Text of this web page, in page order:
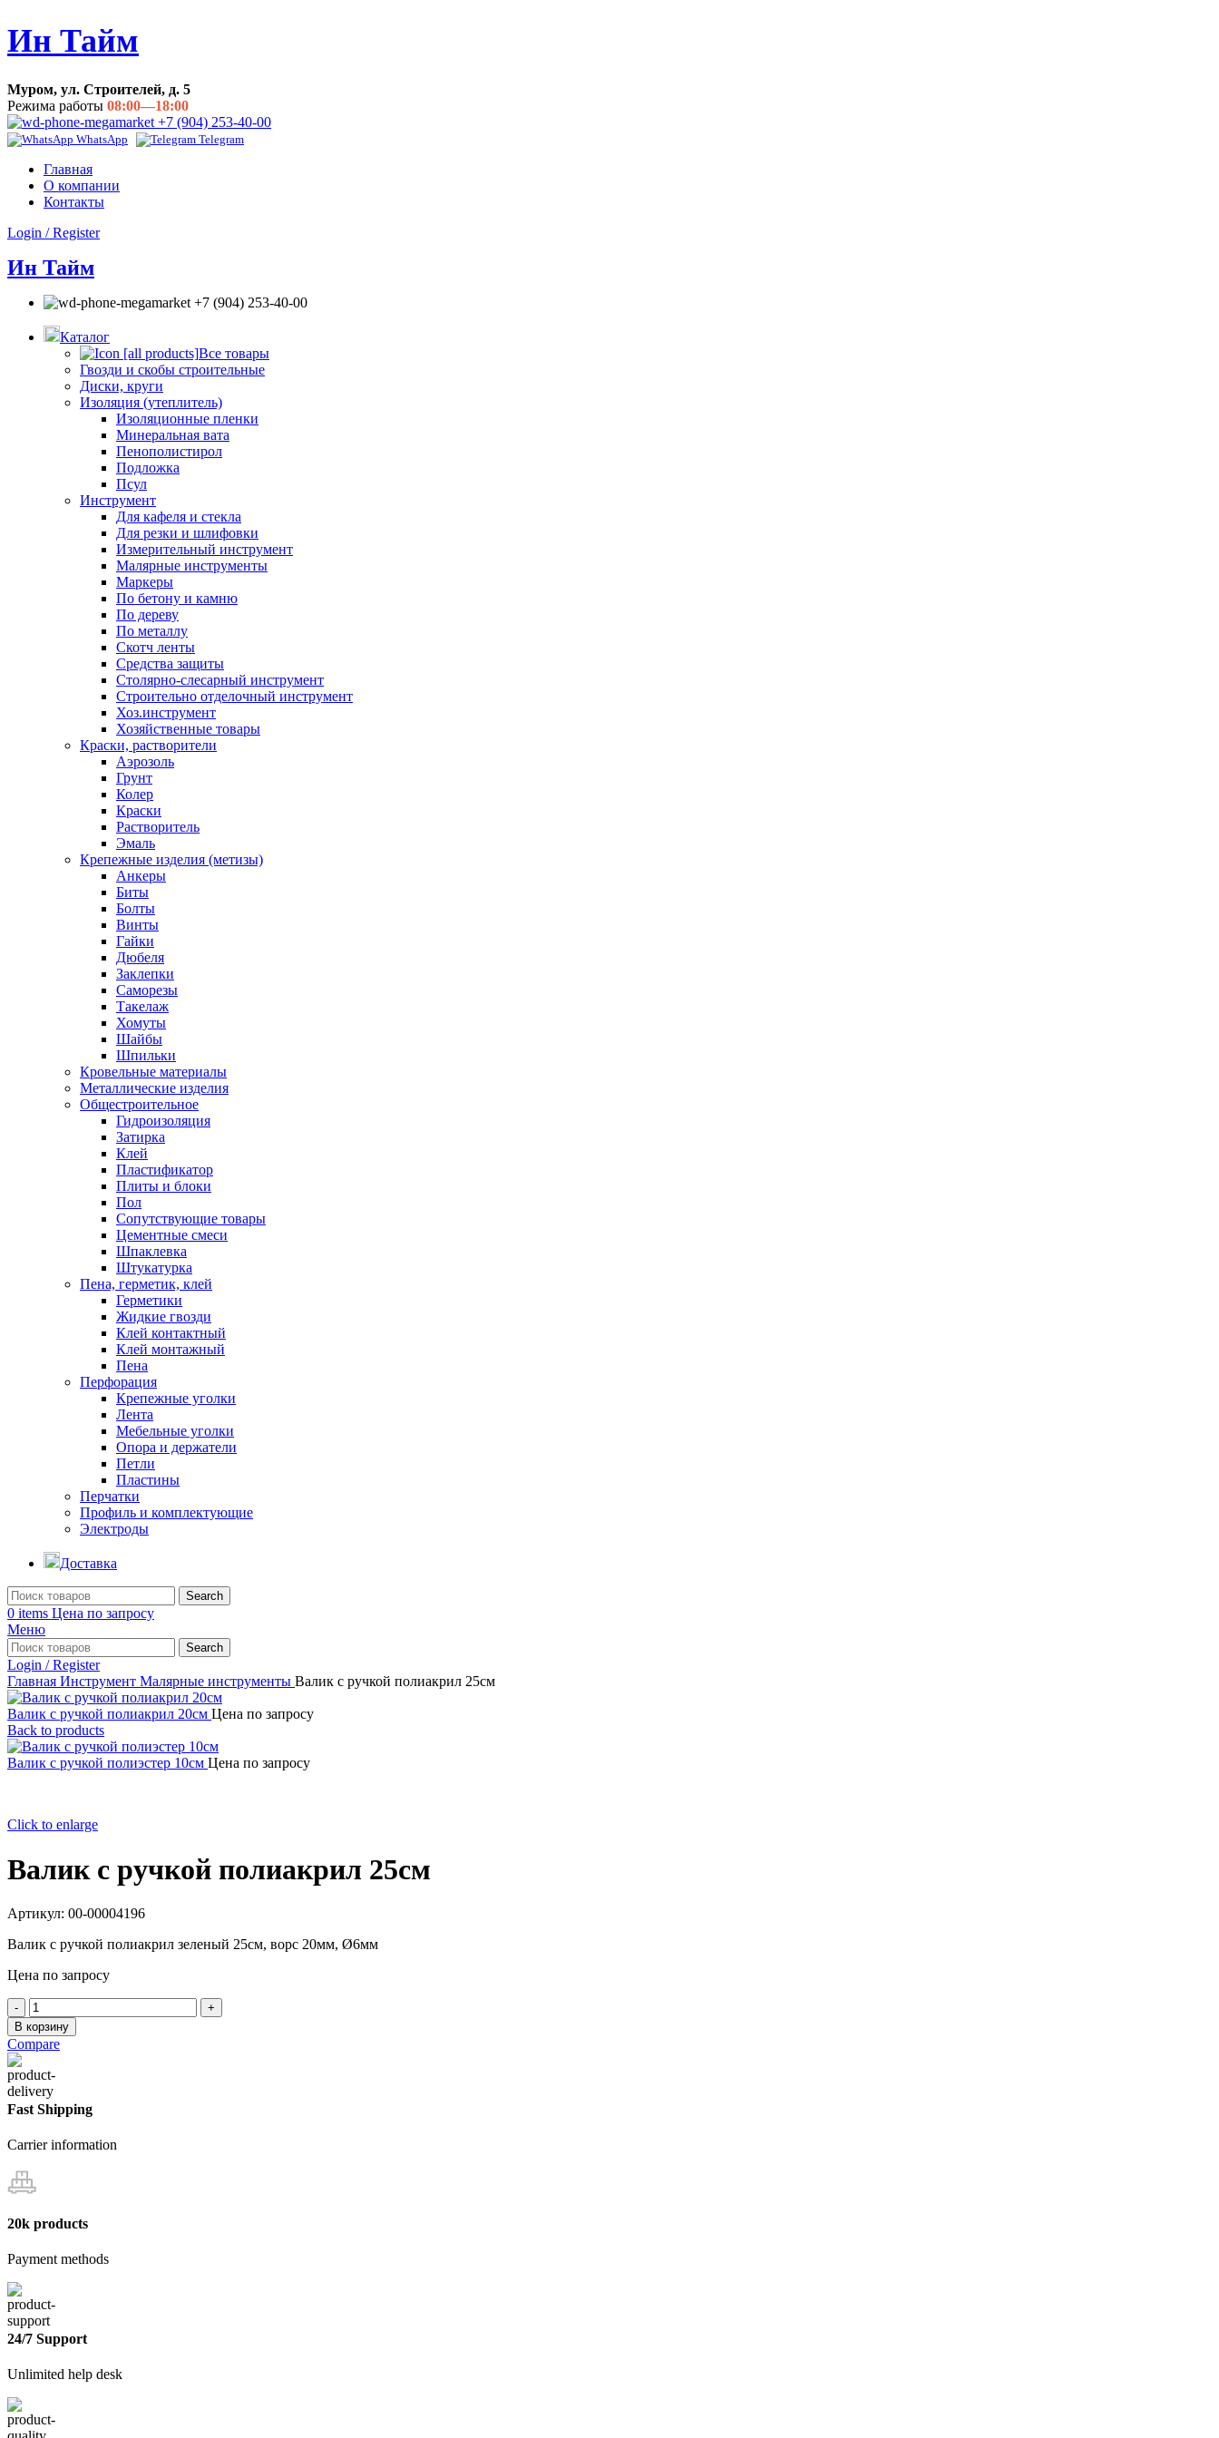
Ин Тайм
Муром, ул. Строителей, д. 5
Режима работы 08:00—18:00
+7 (904) 253-40-00
WhatsApp Telegram
Главная
О компании
Контакты
Login / Register
Ин Тайм
+7 (904) 253-40-00
Каталог
Все товары
Гвозди и скобы строительные
Диски, круги
Изоляция (утеплитель)
Изоляционные пленки
Минеральная вата
Пенополистирол
Подложка
Псул
Инструмент
Для кафеля и стекла
Для резки и шлифовки
Измерительный инструмент
Малярные инструменты
Маркеры
По бетону и камню
По дереву
По металлу
Скотч ленты
Средства защиты
Столярно-слесарный инструмент
Строительно отделочный инструмент
Хоз.инструмент
Хозяйственные товары
Краски, растворители
Аэрозоль
Грунт
Колер
Краски
Растворитель
Эмаль
Крепежные изделия (метизы)
Анкеры
Биты
Болты
Винты
Гайки
Дюбеля
Заклепки
Саморезы
Такелаж
Хомуты
Шайбы
Шпильки
Кровельные материалы
Металлические изделия
Общестроительное
Гидроизоляция
Затирка
Клей
Пластификатор
Плиты и блоки
Пол
Сопутствующие товары
Цементные смеси
Шпаклевка
Штукатурка
Пена, герметик, клей
Герметики
Жидкие гвозди
Клей контактный
Клей монтажный
Пена
Перфорация
Крепежные уголки
Лента
Мебельные уголки
Опора и держатели
Петли
Пластины
Перчатки
Профиль и комплектующие
Электроды
Доставка
Search
0 items Цена по запросу
Меню
Search
Login / Register
Главная Инструмент Малярные инструменты Валик с ручкой полиакрил 25см
Валик с ручкой полиакрил 20см Цена по запросу
Back to products
Валик с ручкой полиэстер 10см Цена по запросу
Click to enlarge
Валик с ручкой полиакрил 25см
Артикул: 00-00004196
Валик с ручкой полиакрил зеленый 25см, ворс 20мм, Ø6мм
Цена по запросу
Количество
товара
Валик
с
ручкой
полиакрил
25см
В корзину
Compare
Fast Shipping
Carrier information
20k products
Payment methods
24/7 Support
Unlimited help desk